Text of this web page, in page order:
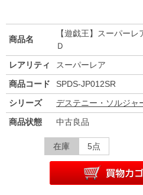
商品名
【遊戯王】スーパー
Ｄ
レアリティ
スーパーレア
商品コード
SPDS-JP012SR
シリーズ
デステニー・ソルジャ
商品状態
中古良品
在庫 5点